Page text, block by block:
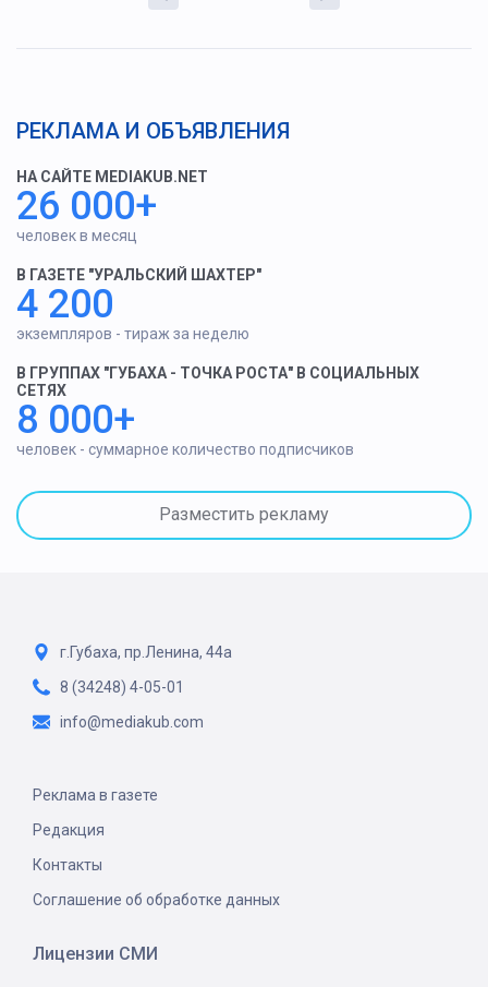
РЕКЛАМА И ОБЪЯВЛЕНИЯ
НА САЙТЕ MEDIAKUB.NET
26 000+
человек в месяц
В ГАЗЕТЕ "УРАЛЬСКИЙ ШАХТЕР"
4 200
экземпляров - тираж за неделю
В ГРУППАХ "ГУБАХА - ТОЧКА РОСТА" В СОЦИАЛЬНЫХ
СЕТЯХ
8 000+
человек - суммарное количество подписчиков
Разместить рекламу
г.Губаха, пр.Ленина, 44а
8 (34248) 4-05-01
info@mediakub.com
Реклама в газете
Редакция
Контакты
Соглашение об обработке данных
Лицензии СМИ